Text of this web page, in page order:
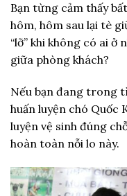
Bạn từng cảm thấy
hôm, hôm sau lại tè
“lỡ” khi không có ai ở
giữa phòng khách?
Nếu bạn đang trong
huấn luyện chó Quốc
luyện vệ sinh đúng
hoàn toàn nỗi lo này.